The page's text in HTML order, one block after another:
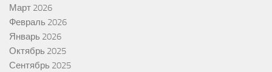
Март 2026
Февраль 2026
Январь 2026
Октябрь 2025
Сентябрь 2025